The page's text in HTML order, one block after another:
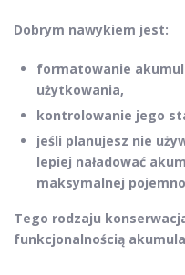
Dobrym nawykiem jest:
formatowanie
użytkowania,
kontrolowanie jego
jeśli planujesz nie
lepiej naładować
maksymalnej
Tego rodzaju
funkcjonalnością